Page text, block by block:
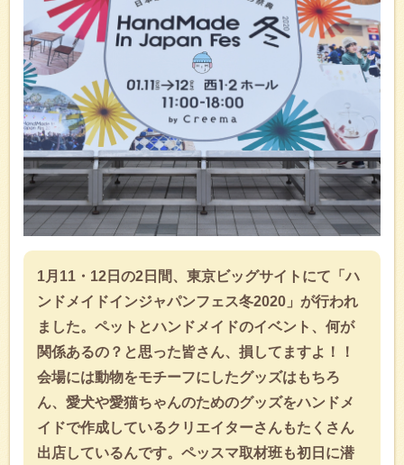
ハンドメイドの祭典は犬
インジャパンフェスに潜入
1月11・12日の2日間、東京ビッグサイトにて「ハ
ンドメイドインジャパンフェス冬2020」が行われ
ました。ペットとハンドメイドのイベント、何が
関係あるの？と思った皆さん、損してますよ！！
会場には動物をモチーフにしたグッズはもちろ
ん、愛犬や愛猫ちゃんのためのグッズをハンドメ
イドで作成しているクリエイターさんもたくさん
出店しているんです。ペッスマ取材班も初日に潜